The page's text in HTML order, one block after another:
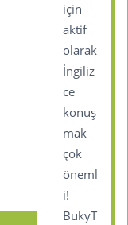
için
aktif
olarak
İngiliz
ce
konuş
mak
çok
öneml
i!
BukyT